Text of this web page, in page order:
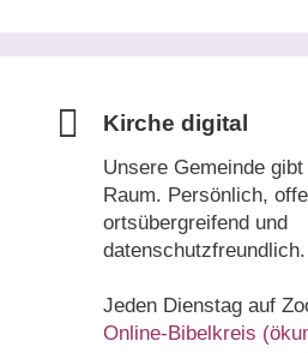
Kirche digital
Unsere Gemeinde
Raum. Persönlich,
ortsübergreifend und
datenschutzfreundlich.
Jeden Dienstag auf
Online-Bibelkreis